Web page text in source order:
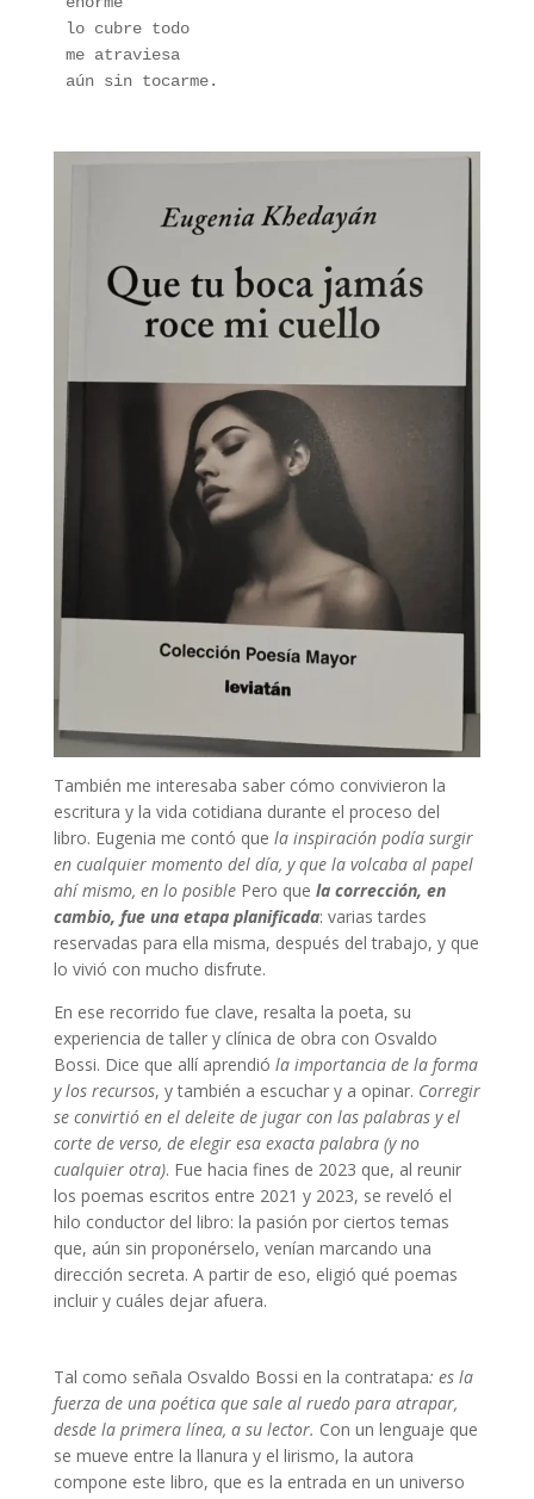
lo cubre todo
me atraviesa
aún sin tocarme.
También me interesaba saber cómo convivieron la
escritura y la vida cotidiana durante el proceso del
libro. Eugenia me contó que la inspiración podía surgir
en cualquier momento del día, y que la volcaba al papel
ahí mismo, en lo posiblePero que la corrección, en
cambio, fue una etapa planificada: varias tardes
reservadas para ella misma, después del trabajo, y que
lo vivió con mucho disfrute.
En ese recorrido fue clave, resalta la poeta, su
experiencia de taller y clínica de obra con Osvaldo
Bossi. Dice que allí aprendió la importancia de la forma
y los recursos, y también a escuchar y a opinar. Corregir
se convirtió en el deleite de jugar con las palabras y el
corte de verso, de elegir esa exacta palabra (y no
cualquier otra). Fue hacia fines de 2023 que, al reunir
los poemas escritos entre 2021 y 2023, se reveló el
hilo conductor del libro: la pasión por ciertos temas
que, aún sin proponérselo, venían marcando una
dirección secreta. A partir de eso, eligió qué poemas
incluir y cuáles dejar afuera.
Tal como señala Osvaldo Bossi en la contratapa: es la
fuerza de una poética que sale al ruedo para atrapar,
desde la primera línea, a su lector. Con un lenguaje que
se mueve entre la llanura y el lirismo, la autora
compone este libro, que es la entrada en un universo